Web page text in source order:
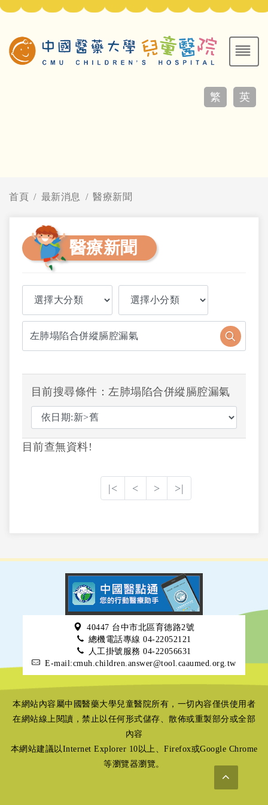
繁 英
首頁 最新消息 醫療新聞
醫療新聞
目前搜尋條件：左肺塌陷合併縱膈腔漏氣
目前查無資料!
|< < > >|
40447 台中市北區育德路2號
總機電話專線 04-22052121
人工掛號服務 04-22056631
E-mail:cmuh.children.answer@tool.caaumed.org.tw
本網站內容屬中國醫藥大學兒童醫院所有，一切內容僅供使用者
在網站線上閱讀，禁止以任何形式儲存、散佈或重製部分或全部
內容
本網站建議以Internet Explorer 10以上、Firefox或Google Chrome
等瀏覽器瀏覽。